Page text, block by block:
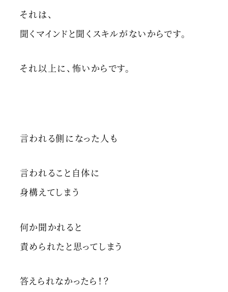
それは、
聞くマインドと聞くスキルがないからです。
それ以上に、怖いからです。
言われる側になった人も
言われること自体に
身構えてしまう
何か聞かれると
責められたと思ってしまう
答えられなかったら！？